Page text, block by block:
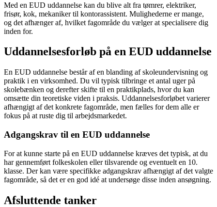
Med en EUD uddannelse kan du blive alt fra tømrer, elektriker,
frisør, kok, mekaniker til kontorassistent. Mulighederne er mange,
og det afhænger af, hvilket fagområde du vælger at specialisere dig
inden for.
Uddannelsesforløb på en EUD uddannelse
En EUD uddannelse består af en blanding af skoleundervisning og
praktik i en virksomhed. Du vil typisk tilbringe et antal uger på
skolebænken og derefter skifte til en praktikplads, hvor du kan
omsætte din teoretiske viden i praksis. Uddannelsesforløbet varierer
afhængigt af det konkrete fagområde, men fælles for dem alle er
fokus på at ruste dig til arbejdsmarkedet.
Adgangskrav til en EUD uddannelse
For at kunne starte på en EUD uddannelse kræves det typisk, at du
har gennemført folkeskolen eller tilsvarende og eventuelt en 10.
klasse. Der kan være specifikke adgangskrav afhængigt af det valgte
fagområde, så det er en god idé at undersøge disse inden ansøgning.
Afsluttende tanker